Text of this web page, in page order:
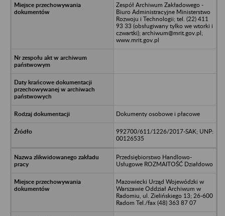
Zespół Archiwum Zakładowego -
Biuro Administracyjne Ministerstwo
Rozwoju i Technologii; tel. (22) 411
93 33 (obsługiwany tylko we wtorki i
czwartki); archiwum@mrit.gov.pl;
www.mrit.gov.pl
Dokumenty osobowe i płacowe
992700/611/1226/2017-SAK; UNP:
00126535
Przedsiębiorstwo Handlowo-
Usługowe ROZMAITOŚĆ Działdowo
Mazowiecki Urząd Wojewódzki w
Warszawie Oddział Archiwum w
Radomiu, ul. Zielińskiego 13; 26-600
Radom Tel./fax (48) 363 87 07